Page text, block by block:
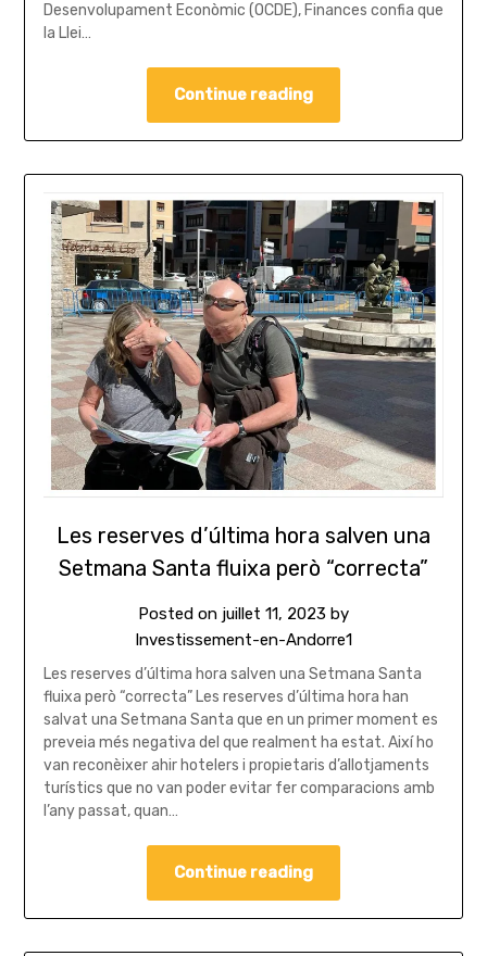
Desenvolupament Econòmic (OCDE), Finances confia que
la Llei…
Continue reading
Les reserves d’última hora salven una
Setmana Santa fluixa però “correcta”
Posted on juillet 11, 2023 by
Investissement-en-Andorre1
Les reserves d’última hora salven una Setmana Santa
fluixa però “correcta” Les reserves d’última hora han
salvat una Setmana Santa que en un primer moment es
preveia més negativa del que realment ha estat. Així ho
van reconèixer ahir hotelers i propietaris d’allotjaments
turístics que no van poder evitar fer comparacions amb
l’any passat, quan…
Continue reading